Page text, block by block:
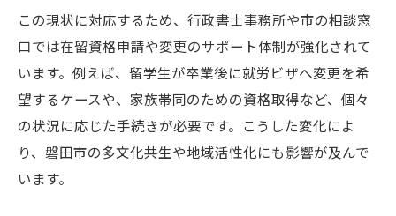
外国人が多い理由を磐田市から探る
磐田市で外国人が増える主な理由と在留資
格
静岡県外国人が多い理由を磐田市の特徴か
ら考察
在留資格別に見る磐田市の外国人居住傾向
この現状に対応するため、行政書士事務所や市の相談窓
口では在留資格申請や変更のサポート体制が強化されて
います。例えば、留学生が卒業後に就労ビザへ変更を希
望するケースや、家族帯同のための資格取得など、個々
の状況に応じた手続きが必要です。こうした変化によ
り、磐田市の多文化共生や地域活性化にも影響が及んで
います。